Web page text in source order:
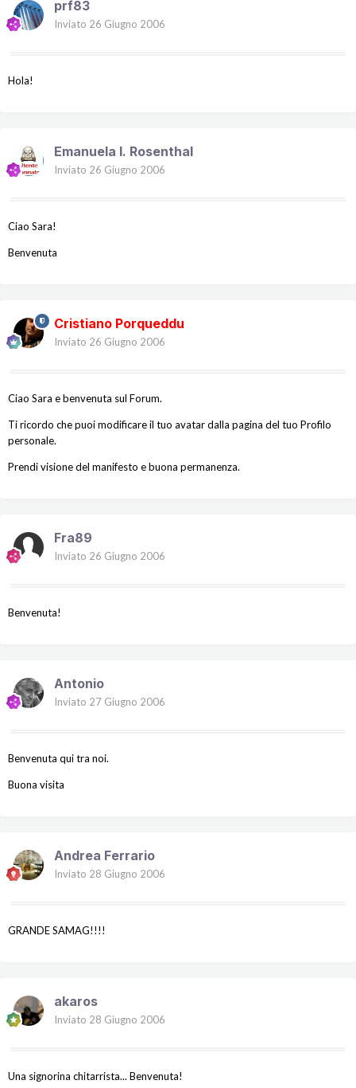
prf83
Inviato 26 Giugno 2006
Hola!
Emanuela l. Rosenthal
Inviato 26 Giugno 2006
Ciao Sara!
Benvenuta
Cristiano Porqueddu
Inviato 26 Giugno 2006
Ciao Sara e benvenuta sul Forum.
Ti ricordo che puoi modificare il tuo avatar dalla pagina del tuo Profilo
personale.
Prendi visione del manifesto e buona permanenza.
Fra89
Inviato 26 Giugno 2006
Benvenuta!
Antonio
Inviato 27 Giugno 2006
Benvenuta qui tra noi.
Buona visita
Andrea Ferrario
Inviato 28 Giugno 2006
GRANDE SAMAG!!!!
akaros
Inviato 28 Giugno 2006
Una signorina chitarrista... Benvenuta!